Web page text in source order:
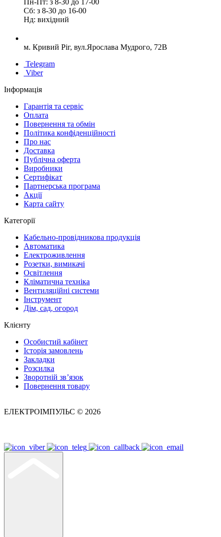
Сб: з 8-30 до 16-00
Нд: вихідний
м. Кривий Ріг, вул.Ярослава Мудрого, 72В
Telegram
Viber
Інформація
Гарантія та сервіс
Оплата
Повернення та обмін
Політика конфіденційності
Про нас
Доставка
Публічна оферта
Виробники
Сертифікат
Партнерська програма
Акції
Карта сайту
Категорії
Кабельно-провідникова продукція
Автоматика
Електроживлення
Розетки, вимикачі
Освітлення
Кліматична техніка
Вентиляційні системи
Інструмент
Дім, сад, огород
Клієнту
Особистий кабінет
Історія замовлень
Закладки
Розсилка
Зворотній зв’язок
Повернення товару
ЕЛЕКТРОІМПУЛЬС © 2026